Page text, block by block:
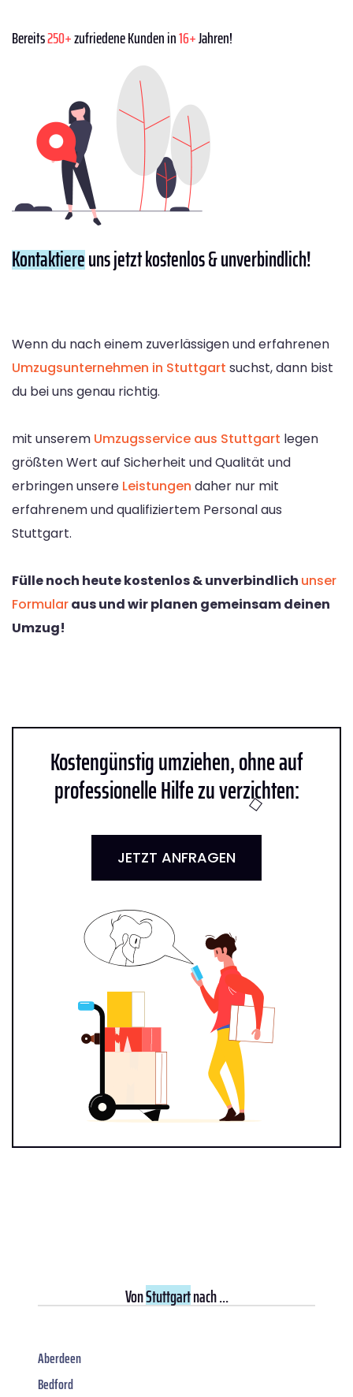
Bereits250+zufriedene Kunden in16+Jahren!
Kontaktiereuns jetzt kostenlos & unverbindlich!
Wenn du nach einem zuverlässigen und erfahrenen
Umzugsunternehmen in Stuttgart suchst, dann bist
du bei uns genau richtig.
mit unserem Umzugsservice aus Stuttgart legen
größten Wert auf Sicherheit und Qualität und
erbringen unsere Leistungen daher nur mit
erfahrenem und qualifiziertem Personal aus
Stuttgart.
Fülle noch heute kostenlos & unverbindlich unser
Formularaus und wir planen gemeinsam deinen
Umzug!
Kostengünstig umziehen, ohne auf
professionelle Hilfe zu verzichten:
JETZT ANFRAGEN
VonStuttgartnach ...
Aberdeen
Bedford